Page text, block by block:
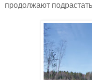
продолжают